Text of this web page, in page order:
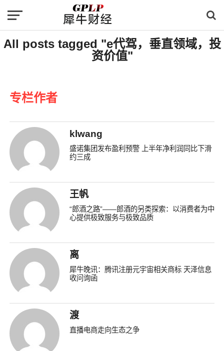
All posts tagged "e代驾，垂直领域，投
资价值"
专栏作者
klwang
盛诺集团发布盈利预警 上半年净利润同比下滑
约三成
王帆
“郎酒之路”——郎酒的另类探索：以消费者为中
心提供极致服务与极致品质
离
犀牛晚讯：腾讯注册元宇宙相关商标 天泽信息
收问询函
渡
直播电商走向生态之争